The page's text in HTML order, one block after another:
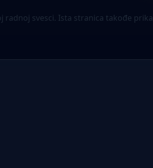
radnoj svesci. Ista stranica takođe